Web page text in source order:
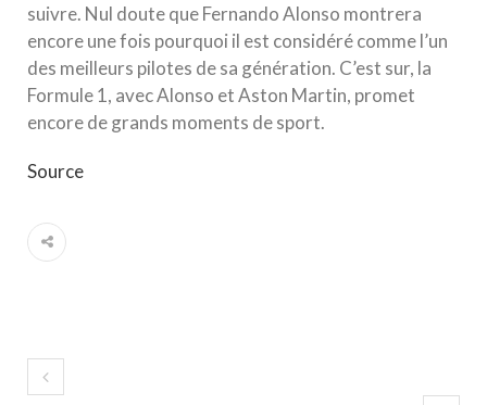
suivre. Nul doute que Fernando Alonso montrera
encore une fois pourquoi il est considéré comme l’un
des meilleurs pilotes de sa génération. C’est sur, la
Formule 1, avec Alonso et Aston Martin, promet
encore de grands moments de sport.
Source